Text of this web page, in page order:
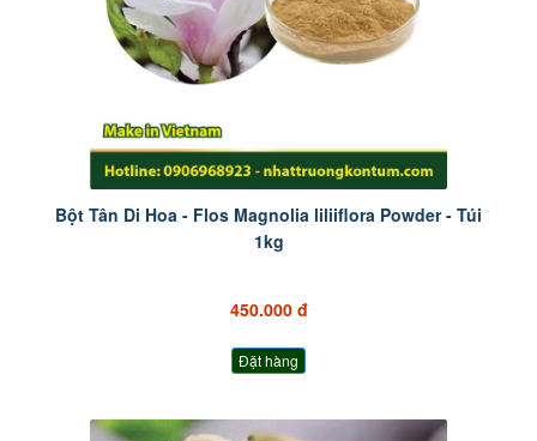
Bột Tân Di Hoa - Flos Magnolia liliiflora Powder - Túi
1kg
450.000 đ
Đặt hàng